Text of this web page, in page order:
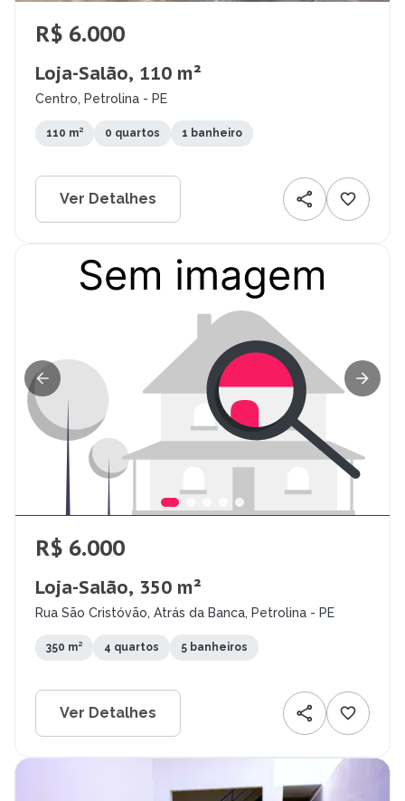
R$ 6.000
Loja-Salão, 110 m²
Centro, Petrolina - PE
110 m² 0 quartos 1 banheiro
Ver Detalhes
R$ 6.000
Loja-Salão, 350 m²
Rua São Cristóvão, Atrás da Banca, Petrolina - PE
350 m² 4 quartos 5 banheiros
Ver Detalhes